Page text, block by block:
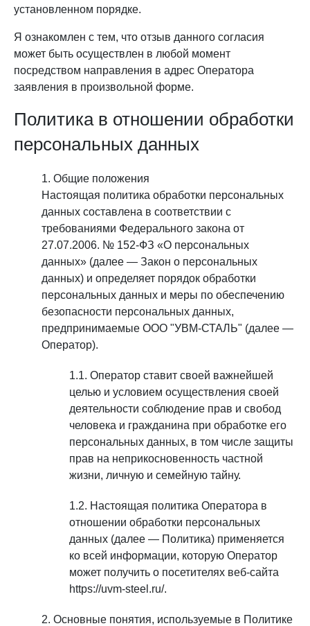
установленном порядке.
Я ознакомлен с тем, что отзыв данного согласия
может быть осуществлен в любой момент
посредством направления в адрес Оператора
заявления в произвольной форме.
Политика в отношении обработки
персональных данных
Общие положения
Настоящая политика обработки персональных
данных составлена в соответствии с
требованиями Федерального закона от
27.07.2006. № 152-ФЗ «О персональных
данных» (далее — Закон о персональных
данных) и определяет порядок обработки
персональных данных и меры по обеспечению
безопасности персональных данных,
предпринимаемые ООО "УВМ-СТАЛЬ" (далее —
Оператор).
Оператор ставит своей важнейшей
целью и условием осуществления своей
деятельности соблюдение прав и свобод
человека и гражданина при обработке его
персональных данных, в том числе защиты
прав на неприкосновенность частной
жизни, личную и семейную тайну.
Настоящая политика Оператора в
отношении обработки персональных
данных (далее — Политика) применяется
ко всей информации, которую Оператор
может получить о посетителях веб-сайта
https://uvm-steel.ru/.
Основные понятия, используемые в Политике